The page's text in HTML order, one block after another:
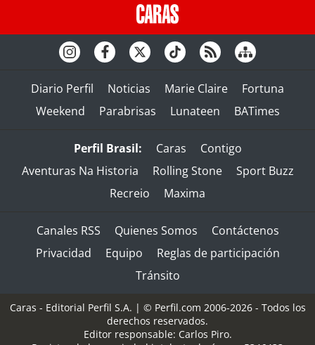
Diario Perfil Noticias Marie Claire
Fortuna
Weekend
Parabrisas Lunateen BATimes
Perfil Brasil: Caras
Contigo
Aventuras Na Historia
Rolling Stone
Sport Buzz
Recreio
Maxima
Canales RSS Quienes Somos
Contáctenos
Privacidad
Equipo
Reglas de participación
Tránsito
Caras - Editorial Perfil S.A. | © Perfil.com 2006-2026 - Todos los
derechos reservados.
Editor responsable: Carlos Piro.